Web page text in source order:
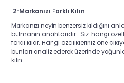
2-Markanızı Farklı Kılın
Markanızı neyin benzersiz kıldığını
bulmanın anahtarıdır. Sizi hangi
farklı kılar. Hangi özellikleriniz öne
bunları analiz ederek üzerinde
kılın.